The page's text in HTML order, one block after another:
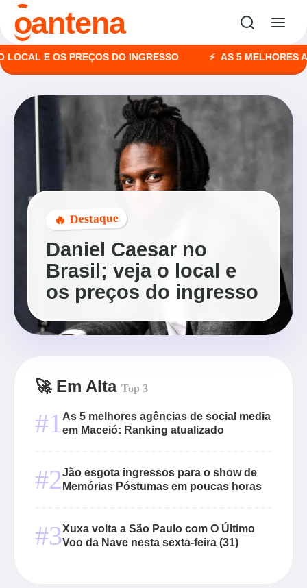
oantena
E OS PREÇOS DO INGRESSO AS 5 MELHORES
🔥 Destaque
Daniel Caesar no
Brasil; veja o local e
os preços do ingresso
🚀 Em Alta Top 3
#1As 5 melhores agências de social media
em Maceió: Ranking atualizado
#2Jão esgota ingressos para o show de
Memórias Póstumas em poucas horas
#3Xuxa volta a São Paulo com O Último
Voo da Nave nesta sexta-feira (31)